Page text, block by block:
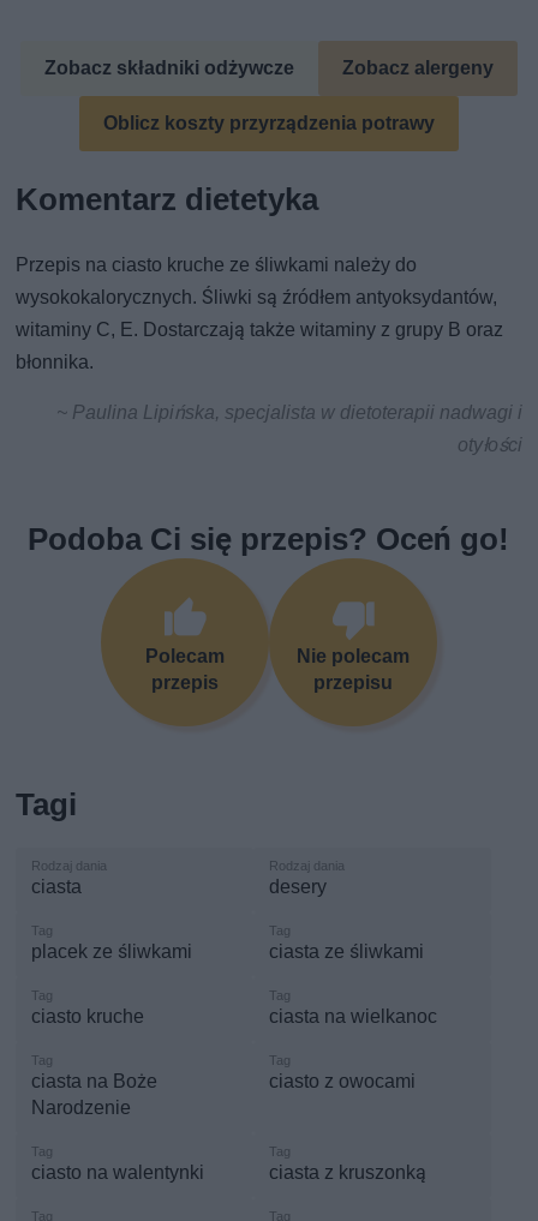
Zobacz składniki odżywcze Zobacz alergeny
Oblicz koszty przyrządzenia potrawy
Komentarz dietetyka
Przepis na ciasto kruche ze śliwkami należy do
wysokokalorycznych. Śliwki są źródłem antyoksydantów,
witaminy C, E. Dostarczają także witaminy z grupy B oraz
błonnika.
~ Paulina Lipińska, specjalista w dietoterapii nadwagi i
otyłości
Podoba Ci się przepis? Oceń go!
Polecam
przepis
Nie polecam
przepisu
Tagi
ciasta desery
placek ze śliwkami ciasta ze śliwkami
ciasto kruche ciasta na wielkanoc
ciasta na Boże
Narodzenie
ciasto z owocami
ciasto na walentynki ciasta z kruszonką